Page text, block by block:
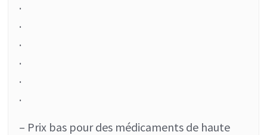
.
.
.
.
.
.
– Prix bas pour des médicaments de haute